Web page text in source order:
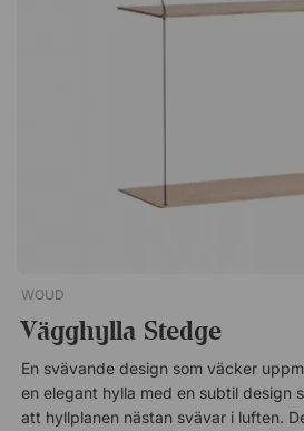
WOUD
Vägghylla Stedge
En svävande design som väcker
en elegant hylla med en subtil design
att hyllplanen nästan svävar i luften.